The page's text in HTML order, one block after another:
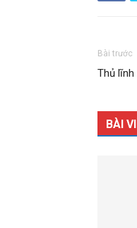
Bài trước
Thủ lĩnh
BÀI